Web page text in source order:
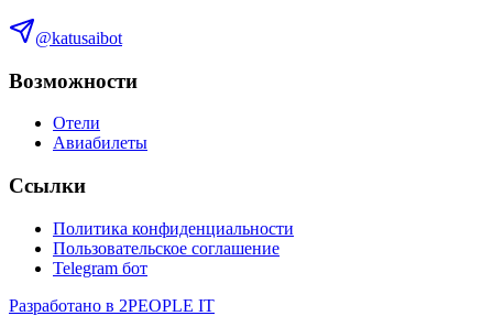
@katusaibot
Возможности
Отели
Авиабилеты
Ссылки
Политика конфиденциальности
Пользовательское соглашение
Telegram бот
Разработано в 2PEOPLE IT